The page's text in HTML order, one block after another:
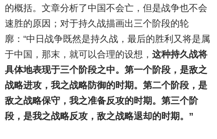
的概括。文章分析了中国不会亡，但是战争也不会
速胜的原因；对于持久战描画出三个阶段的轮
廓：“中日战争既然是持久战，最后的胜利又将是属
于中国，那末，就可以合理的设想， 这种持久战将
具体地表现于三个阶段之中。第一个阶段，是敌之
战略进攻，我之战略防御的时期。第二个阶段，是
敌之战略保守，我之准备反攻的时期。第三个阶
段，是我之战略反攻，敌之战略退却的时期。”